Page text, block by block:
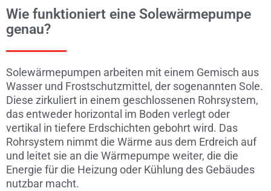
Wie funktioniert eine Solewärmepumpe
genau?
Solewärmepumpen arbeiten mit einem Gemisch aus
Wasser und Frostschutzmittel, der sogenannten Sole.
Diese zirkuliert in einem geschlossenen Rohrsystem,
das entweder horizontal im Boden verlegt oder
vertikal in tiefere Erdschichten gebohrt wird. Das
Rohrsystem nimmt die Wärme aus dem Erdreich auf
und leitet sie an die Wärmepumpe weiter, die die
Energie für die Heizung oder Kühlung des Gebäudes
nutzbar macht.